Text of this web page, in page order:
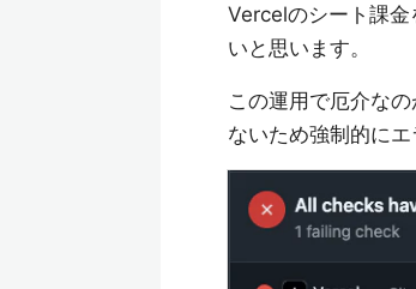
Vercelのシート課金
いと思います。
この運用で厄介な
ないため強制的にエ